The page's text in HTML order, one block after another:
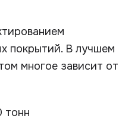
покрытий. В лучшем
многое зависит от
тонн